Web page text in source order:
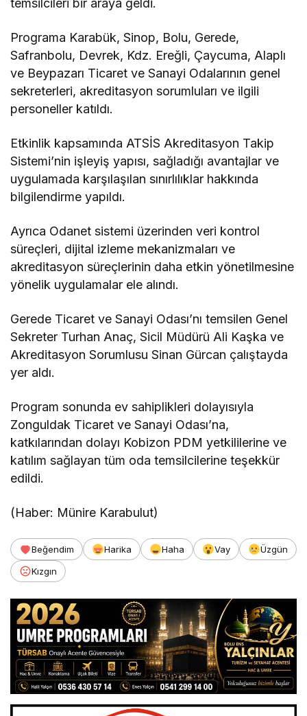
temsilcileri bir araya geldi.
Programa Karabük, Sinop, Bolu, Gerede,
Safranbolu, Devrek, Kdz. Ereğli, Çaycuma, Alaplı
ve Beypazarı Ticaret ve Sanayi Odalarının genel
sekreterleri, akreditasyon sorumluları ve ilgili
personeller katıldı.
Etkinlik kapsamında ATSİS Akreditasyon Takip
Sistemi’nin işleyiş yapısı, sağladığı avantajlar ve
uygulamada karşılaşılan sınırlılıklar hakkında
bilgilendirme yapıldı.
Ayrıca Odanet sistemi üzerinden veri kontrol
süreçleri, dijital izleme mekanizmaları ve
akreditasyon süreçlerinin daha etkin yönetilmesine
yönelik uygulamalar ele alındı.
Gerede Ticaret ve Sanayi Odası’nı temsilen Genel
Sekreter Turhan Anaç, Sicil Müdürü Ali Kaşka ve
Akreditasyon Sorumlusu Sinan Gürcan çalıştayda
yer aldı.
Program sonunda ev sahiplikleri dolayısıyla
Zonguldak Ticaret ve Sanayi Odası’na,
katkılarından dolayı Kobizon PDM yetkililerine ve
katılım sağlayan tüm oda temsilcilerine teşekkür
edildi.
(Haber: Münire Karabulut)
Beğendim Harika Haha Vay
Üzgün
Kızgın